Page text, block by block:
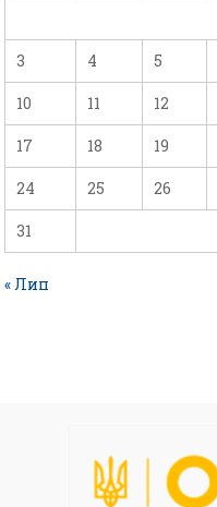
3 4 5
10 11 12
17 18 19
24 25 26
31
« Лип